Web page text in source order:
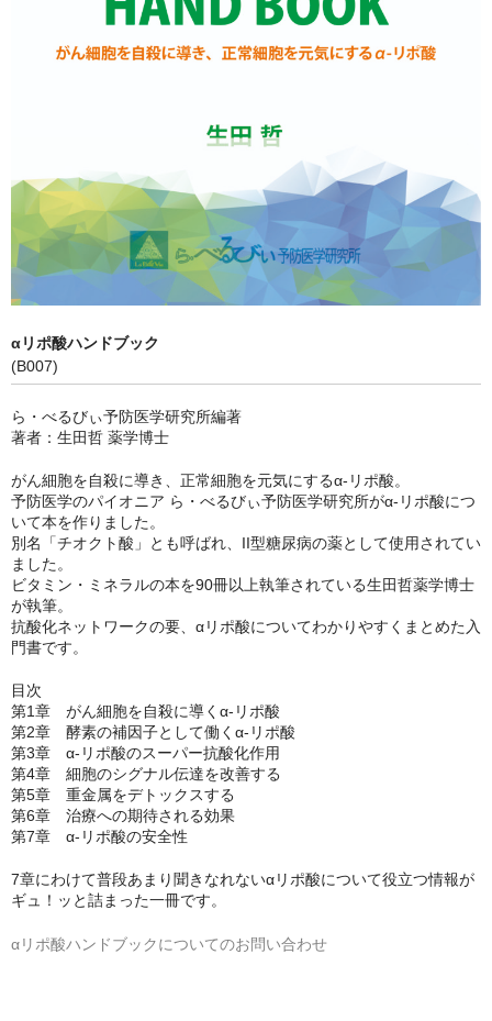
αリポ酸ハンドブック
(B007)
ら・べるびぃ予防医学研究所編著
著者：生田哲 薬学博士
がん細胞を自殺に導き、正常細胞を元気にするα-リポ酸。
予防医学のパイオニア ら・べるびぃ予防医学研究所がα-リポ酸につ
いて本を作りました。
別名「チオクト酸」とも呼ばれ、II型糖尿病の薬として使用されてい
ました。
ビタミン・ミネラルの本を90冊以上執筆されている生田哲薬学博士
が執筆。
抗酸化ネットワークの要、αリポ酸についてわかりやすくまとめた入
門書です。
目次
第1章 がん細胞を自殺に導くα-リポ酸
第2章 酵素の補因子として働くα-リポ酸
第3章 α-リポ酸のスーパー抗酸化作用
第4章 細胞のシグナル伝達を改善する
第5章 重金属をデトックスする
第6章 治療への期待される効果
第7章 α-リポ酸の安全性
7章にわけて普段あまり聞きなれないαリポ酸について役立つ情報が
ギュ！ッと詰まった一冊です。
αリポ酸ハンドブックについてのお問い合わせ